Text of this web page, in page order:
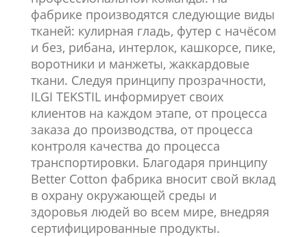
фабрике производятся следующие виды
тканей: кулирная гладь, футер с начёсом
и без, рибана, интерлок, кашкорсе, пике,
воротники и манжеты, жаккардовые
ткани. Следуя принципу прозрачности,
ILGI TEKSTIL информирует своих
клиентов на каждом этапе, от процесса
заказа до производства, от процесса
контроля качества до процесса
транспортировки. Благодаря принципу
Better Cotton фабрика вносит свой вклад
в охрану окружающей среды и
здоровья людей во всем мире, внедряя
сертифицированные продукты.